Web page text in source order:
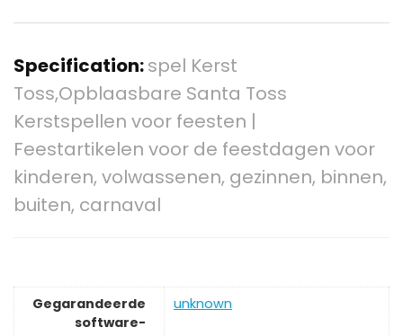
Specification:spel Kerst
Toss,Opblaasbare Santa Toss
Kerstspellen voor feesten |
Feestartikelen voor de feestdagen voor
kinderen, volwassenen, gezinnen, binnen,
buiten, carnaval
Gegarandeerde
software-
‎unknown